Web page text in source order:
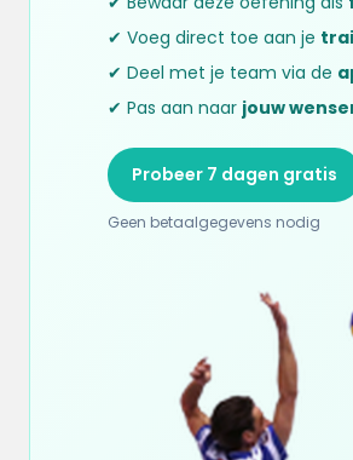
✔ Voeg direct toe aan je
✔ Deel met je team via de
✔ Pas aan naar jouw
Probeer 7 dagen gratis
Geen betaalgegevens nodig